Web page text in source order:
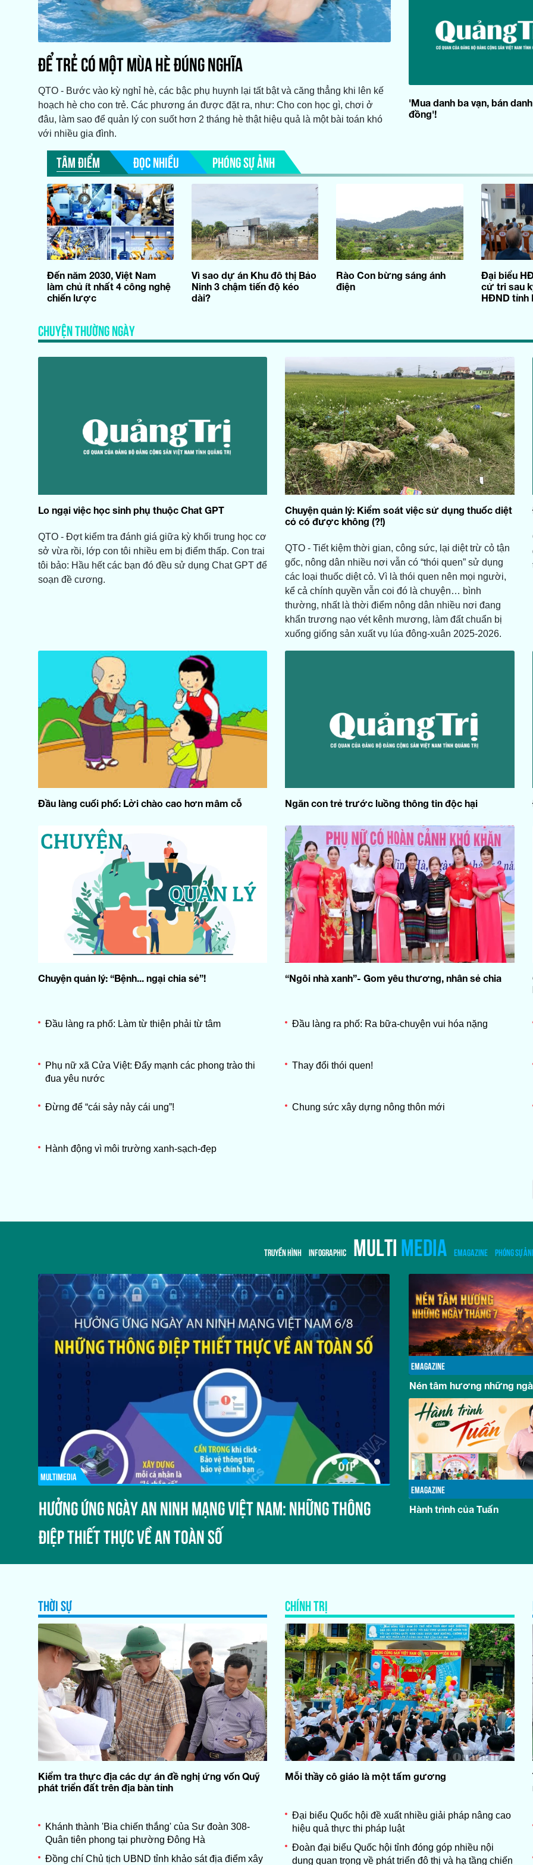
ĐỂ TRẺ CÓ MỘT MÙA HÈ ĐÚNG NGHĨA
QTO - Bước vào kỳ nghỉ hè, các bậc phụ huynh lại tất bật và căng thẳng khi lên kế
hoạch hè cho con trẻ. Các phương án được đặt ra, như: Cho con học gì, chơi ở
đâu, làm sao để quản lý con suốt hơn 2 tháng hè thật hiệu quả là một bài toán khó
với nhiều gia đình.
'Mua danh ba vạn, bán
đồng'!
TÂM ĐIỂM ĐỌC NHIỀU PHÓNG SỰ ẢNH
Đến năm 2030, Việt Nam
làm chủ ít nhất 4 công nghệ
chiến lược
Vì sao dự án Khu đô thị Bảo
Ninh 3 chậm tiến độ kéo
dài?
Rào Con bừng sáng ánh
điện
Đại biểu
cử tri sau
HĐND tỉnh
CHUYỆN THƯỜNG NGÀY
Lo ngại việc học sinh phụ thuộc Chat GPT
QTO - Đợt kiểm tra đánh giá giữa kỳ khối trung học cơ
sở vừa rồi, lớp con tôi nhiều em bị điểm thấp. Con trai
tôi bảo: Hầu hết các bạn đó đều sử dụng Chat GPT để
soạn đề cương.
Chuyện quản lý: Kiểm soát việc sử dụng thuốc diệt
cỏ có được không (?!)
QTO - Tiết kiệm thời gian, công sức, lại diệt trừ cỏ tận
gốc, nông dân nhiều nơi vẫn có “thói quen” sử dụng
các loại thuốc diệt cỏ. Vì là thói quen nên mọi người,
kể cả chính quyền vẫn coi đó là chuyện… bình
thường, nhất là thời điểm nông dân nhiều nơi đang
khẩn trương nạo vét kênh mương, làm đất chuẩn bị
xuống giống sản xuất vụ lúa đông-xuân 2025-2026.
Đầu làng cuối phố: Lời chào cao hơn mâm cỗ Ngăn con trẻ trước luồng thông tin độc hại
Chuyện quản lý: “Bệnh... ngại chia sẻ”! “Ngôi nhà xanh”- Gom yêu thương, nhân sẻ chia
Đầu làng ra phố: Làm từ thiện phải từ tâm Đầu làng ra phố: Ra bữa-chuyện vui hóa nặng
Phụ nữ xã Cửa Việt: Đẩy mạnh các phong trào thi
đua yêu nước
Thay đổi thói quen!
Đừng để “cái sảy nảy cái ung”! Chung sức xây dựng nông thôn mới
Hành động vì môi trường xanh-sạch-đẹp
TRUYỀN HÌNH INFOGRAPHIC MULTIMEDIA EMAGAZINE PHÓNG SỰ
MULTIMEDIA
HƯỞNG ỨNG NGÀY AN NINH MẠNG VIỆT NAM: NHỮNG THÔNG
ĐIỆP THIẾT THỰC VỀ AN TOÀN SỐ
MULTIMEDIA
KHÁCH QUỐC TẾ ĐẾN
EMAGAZINE
Nén tâm hương những
EMAGAZINE
Hành trình của Tuấn
THỜI SỰ
Kiểm tra thực địa các dự án đề nghị ứng vốn Quỹ
phát triển đất trên địa bàn tỉnh
Khánh thành 'Bia chiến thắng' của Sư đoàn 308-
Quân tiên phong tại phường Đông Hà
Đồng chí Chủ tịch UBND tỉnh khảo sát địa điểm xây
CHÍNH TRỊ
Mỗi thầy cô giáo là một tấm gương
Đại biểu Quốc hội đề xuất nhiều giải pháp nâng cao
hiệu quả thực thi pháp luật
Đoàn đại biểu Quốc hội tỉnh đóng góp nhiều nội
dung quan trọng về phát triển đô thị và hạ tầng chiến